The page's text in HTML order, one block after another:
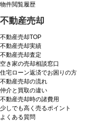
物件閲覧履歴
不動産売却
不動産売却TOP
不動産売却実績
不動産売却査定
空き家の売却相談窓口
住宅ローン返済でお困りの方
不動産売却の流れ
仲介と買取の違い
不動産売却時の諸費用
少しでも高く売るポイント
よくある質問